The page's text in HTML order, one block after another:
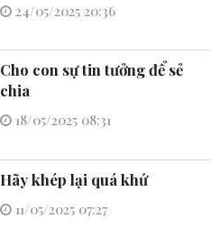
24/05/2025 20:36
Cho con sự tin tưởng để sẻ
chia
18/05/2025 08:31
Hãy khép lại quá khứ
11/05/2025 07:27